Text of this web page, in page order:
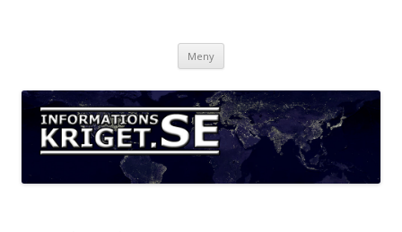
Meny